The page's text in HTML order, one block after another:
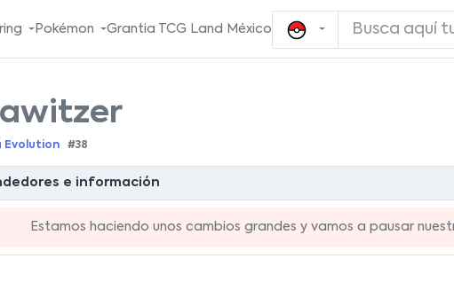
Pokémon Grantia TCG Land México
Evolution #38
e información
Estamos haciendo unos cambios grandes y vamos a pausar